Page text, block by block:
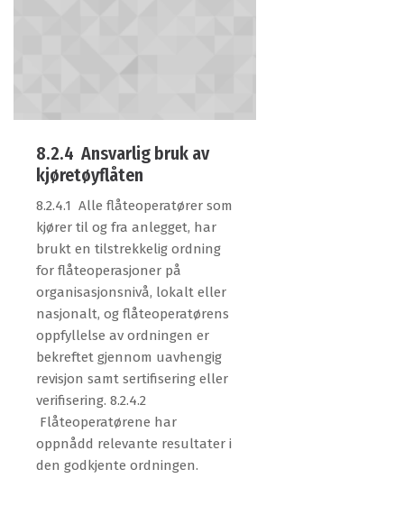
8.2.4 Ansvarlig bruk av
kjøretøyflåten
8.2.4.1 Alle flåteoperatører som
kjører til og fra anlegget, har
brukt en tilstrekkelig ordning
for flåteoperasjoner på
organisasjonsnivå, lokalt eller
nasjonalt, og flåteoperatørens
oppfyllelse av ordningen er
bekreftet gjennom uavhengig
revisjon samt sertifisering eller
verifisering. 8.2.4.2
Flåteoperatørene har
oppnådd relevante resultater i
den godkjente ordningen.